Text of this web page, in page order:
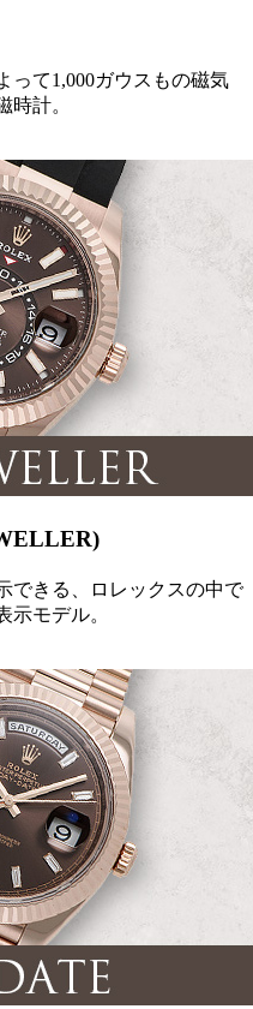
って1,000ガウスもの磁気
時計。
できる、ロレックスの中で
示モデル。